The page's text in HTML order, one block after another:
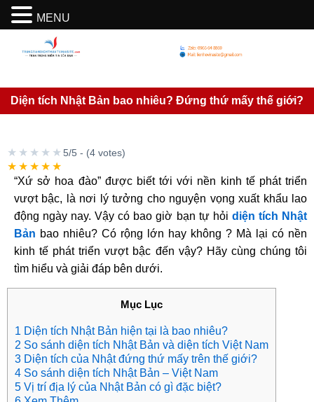
Diện tích Nhật Bản bao nhiêu? Đứng thứ mấy thế giới?
★★★★★
★★★★★
5/5 - (4 votes)
“Xứ sở hoa đào” được biết tới với nền kinh tế phát triển
vượt bậc, là nơi lý tưởng cho nguyện vọng xuất khẩu lao
động ngày nay. Vậy có bao giờ bạn tự hỏi diện tích Nhật
Bản bao nhiêu? Có rộng lớn hay không ? Mà lại có nền
kinh tế phát triển vượt bậc đến vậy? Hãy cùng chúng tôi
tìm hiểu và giải đáp bên dưới.
Mục Lục
1 Diện tích Nhật Bản hiện tại là bao nhiêu?
2 So sánh diện tích Nhật Bản và diện tích Việt Nam
3 Diện tích của Nhật đứng thứ mấy trên thế giới?
4 So sánh diện tích Nhật Bản – Việt Nam
5 Vị trí địa lý của Nhật Bản có gì đặc biệt?
MENU